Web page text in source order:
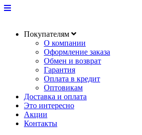
Покупателям
О компании
Оформление заказа
Обмен и возврат
Гарантия
Оплата в кредит
Оптовикам
Доставка и оплата
Это интересно
Акции
Контакты